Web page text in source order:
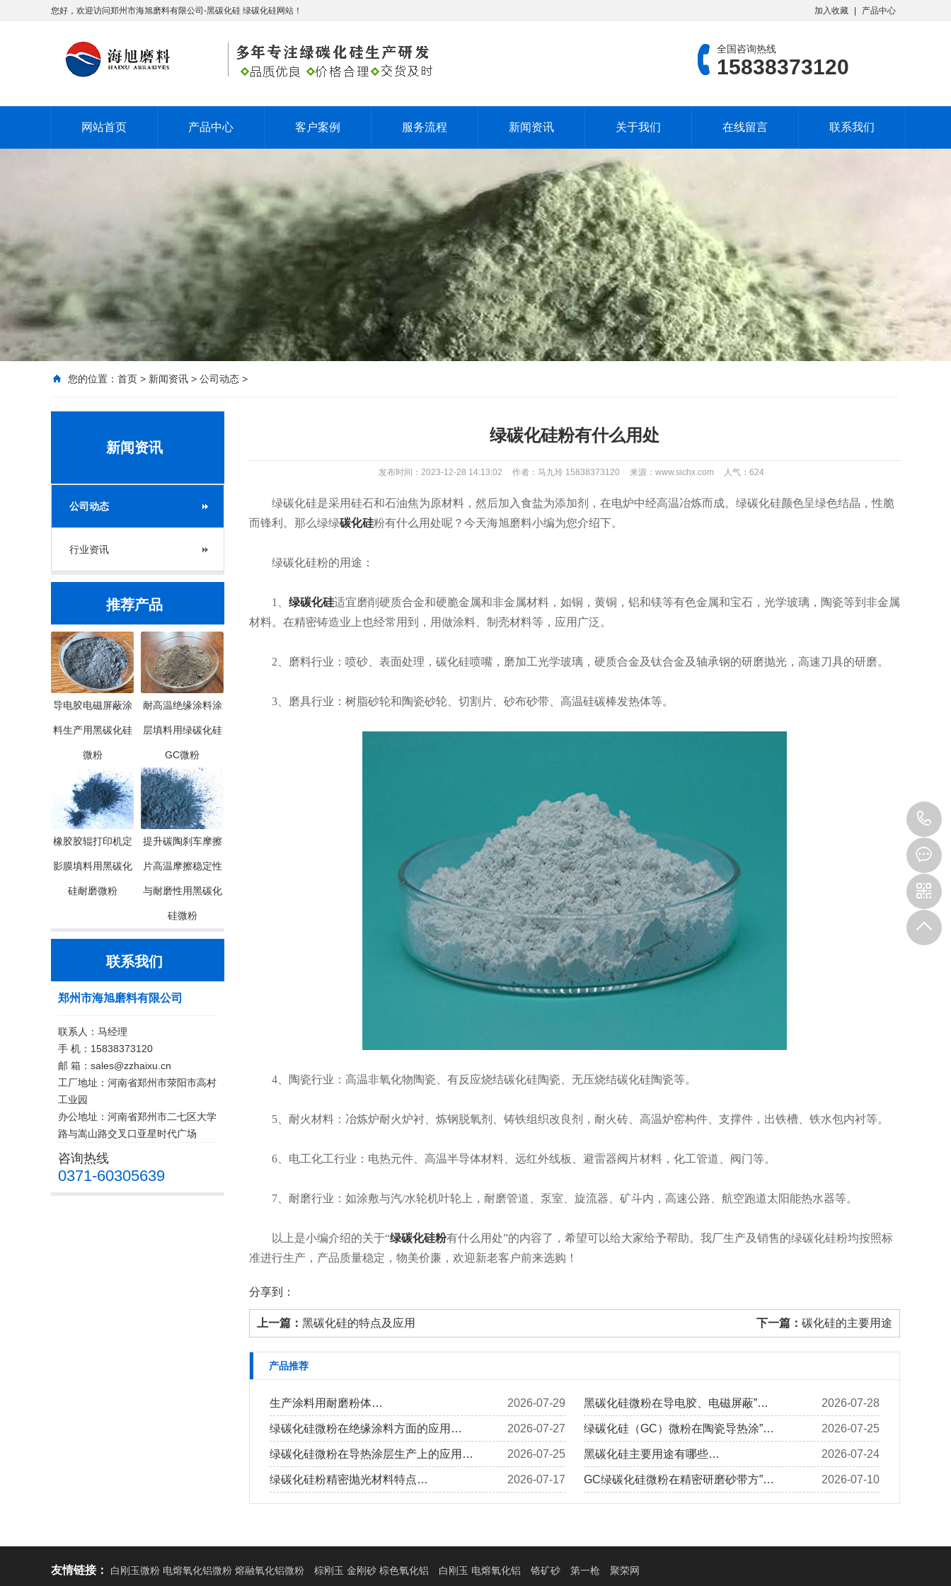
您好，欢迎访问郑州市海旭磨料有限公司-黑碳化硅 绿碳化硅网站！ 加入收藏 产品中心
全国咨询热线
15838373120
网站首页 产品中心 客户案例 服务流程 新闻资讯 关于我们 在线留言 联系我们
您的位置： 首页 > 新闻资讯 > 公司动态 >
新闻资讯
公司动态
行业资讯
推荐产品
导电胶电磁屏蔽涂
料生产用黑碳化硅
微粉
耐高温绝缘涂料涂
层填料用绿碳化硅
GC微粉
橡胶胶辊打印机定
影膜填料用黑碳化
硅耐磨微粉
提升碳陶刹车摩擦
片高温摩擦稳定性
与耐磨性用黑碳化
硅微粉
联系我们
郑州市海旭磨料有限公司
联系人：马经理
手 机：15838373120
邮 箱：sales@zzhaixu.cn
工厂地址：河南省郑州市荥阳市高村
工业园
办公地址：河南省郑州市二七区大学
路与嵩山路交叉口亚星时代广场
咨询热线
0371-60305639
绿碳化硅粉有什么用处
发布时间：2023-12-28 14:13:02 作者：马九玲 15838373120 来源：www.sichx.com 人气： 624
绿碳化硅是采用硅石和石油焦为原材料，然后加入食盐为添加剂，在电炉中经高温冶炼而成。绿碳化硅颜色呈绿色结晶，性脆
而锋利。那么绿绿碳化硅粉有什么用处呢？今天海旭磨料小编为您介绍下。
绿碳化硅粉的用途：
1、 绿碳化硅适宜磨削硬质合金和硬脆金属和非金属材料，如铜，黄铜，铝和镁等有色金属和宝石，光学玻璃，陶瓷等到非金属
材料。在精密铸造业上也经常用到，用做涂料、制壳材料等，应用广泛。
2、磨料行业：喷砂、表面处理，碳化硅喷嘴，磨加工光学玻璃，硬质合金及钛合金及轴承钢的研磨抛光，高速刀具的研磨。
3、磨具行业：树脂砂轮和陶瓷砂轮、切割片、砂布砂带、高温硅碳棒发热体等。
4、陶瓷行业：高温非氧化物陶瓷、有反应烧结碳化硅陶瓷、无压烧结碳化硅陶瓷等。
5、耐火材料：冶炼炉耐火炉衬、炼钢脱氧剂、铸铁组织改良剂，耐火砖、高温炉窑构件、支撑件，出铁槽、铁水包内衬等。
6、电工化工行业：电热元件、高温半导体材料、远红外线板、避雷器阀片材料，化工管道、阀门等。
7、耐磨行业：如涂敷与汽/水轮机叶轮上，耐磨管道、泵室、旋流器、矿斗内，高速公路、航空跑道太阳能热水器等。
以上是小编介绍的关于“绿碳化硅粉有什么用处”的内容了，希望可以给大家给予帮助。我厂生产及销售的绿碳化硅粉均按照标
准进行生产，产品质量稳定，物美价廉，欢迎新老客户前来选购！
分享到：
上一篇： 黑碳化硅的特点及应用 下一篇： 碳化硅的主要用途
产品推荐
2026-07-29
生产涂料用耐磨粉体… 2026-07-28
黑碳化硅微粉在导电胶、电磁屏蔽”…
2026-07-27
绿碳化硅微粉在绝缘涂料方面的应用… 2026-07-25
绿碳化硅（GC）微粉在陶瓷导热涂”…
2026-07-25
绿碳化硅微粉在导热涂层生产上的应用… 2026-07-24
黑碳化硅主要用途有哪些…
2026-07-17
绿碳化硅粉精密抛光材料特点… 2026-07-10
GC绿碳化硅微粉在精密研磨砂带方”…
友情链接： 白刚玉微粉 电熔氧化铝微粉 熔融氧化铝微粉 棕刚玉 金刚砂 棕色氧化铝 白刚玉 电熔氧化铝 铬矿砂 第一枪 聚荣网